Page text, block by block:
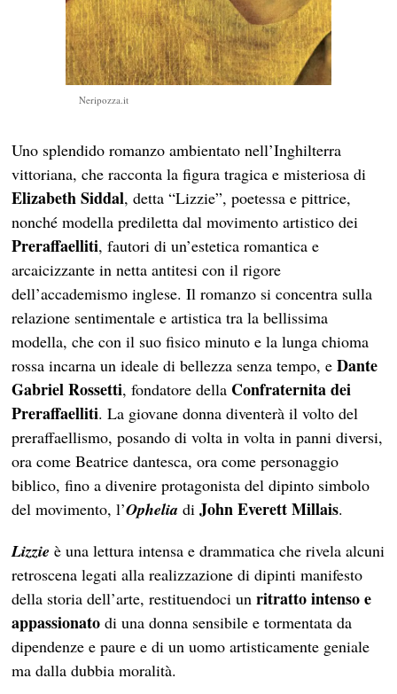
Neripozza.it
Uno splendido romanzo ambientato nell’Inghilterra
vittoriana, che racconta la figura tragica e misteriosa di
Elizabeth Siddal, detta “Lizzie”, poetessa e pittrice,
nonché modella prediletta dal movimento artistico dei
Preraffaelliti, fautori di un’estetica romantica e
arcaicizzante in netta antitesi con il rigore
dell’accademismo inglese. Il romanzo si concentra sulla
relazione sentimentale e artistica tra la bellissima
modella, che con il suo fisico minuto e la lunga chioma
rossa incarna un ideale di bellezza senza tempo, eDante
Gabriel Rossetti, fondatore della Confraternita dei
Preraffaelliti. La giovane donna diventerà il volto del
preraffaellismo, posando di volta in volta in panni diversi,
ora come Beatrice dantesca, ora come personaggio
biblico, fino a divenire protagonista del dipinto simbolo
del movimento, l’Ophelia diJohn Everett Millais.
Lizzieè una lettura intensa e drammatica che rivela alcuni
retroscena legati alla realizzazione di dipinti manifesto
della storia dell’arte, restituendoci unritratto intenso e
appassionato di una donna sensibile e tormentata da
dipendenze e paure e di un uomo artisticamente geniale
ma dalla dubbia moralità.